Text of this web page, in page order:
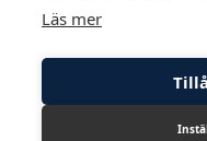
© Copyright 2026
Läs mer